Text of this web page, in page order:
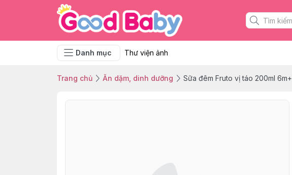
Danh mục Thư viện ảnh
Trang chủ Ăn dặm, dinh dưỡng Sữa đêm Fruto vị táo 200ml 6m+